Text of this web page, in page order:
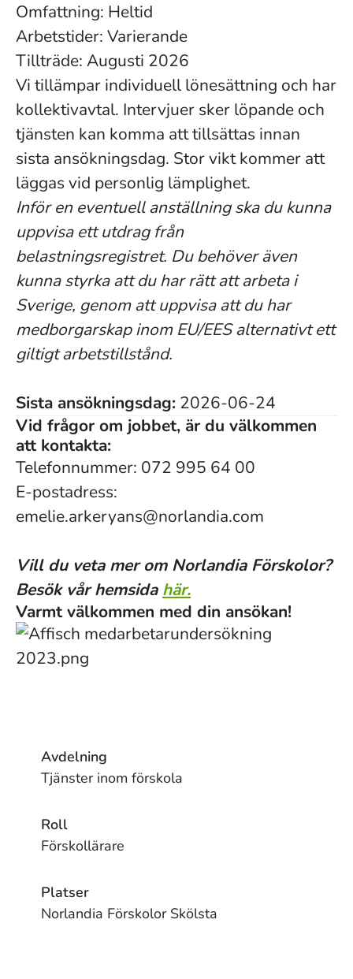
Omfattning: Heltid
Arbetstider: Varierande
Tillträde: Augusti 2026
Vi tillämpar individuell lönesättning och har
kollektivavtal. Intervjuer sker löpande och
tjänsten kan komma att tillsättas innan
sista ansökningsdag. Stor vikt kommer att
läggas vid personlig lämplighet.
Inför en eventuell anställning ska du kunna
uppvisa ett utdrag från
belastningsregistret. Du behöver även
kunna styrka att du har rätt att arbeta i
Sverige, genom att uppvisa att du har
medborgarskap inom EU/EES alternativt ett
giltigt arbetstillstånd.
Sista ansökningsdag: 2026-06-24
Vid frågor om jobbet, är du välkommen
att kontakta:
Telefonnummer: 072 995 64 00
E-postadress:
emelie.arkeryans@norlandia.com
Vill du veta mer om Norlandia Förskolor?
Besök vår hemsida här.
Varmt välkommen med din ansökan!
Avdelning
Tjänster inom förskola
Roll
Förskollärare
Platser
Norlandia Förskolor Skölsta